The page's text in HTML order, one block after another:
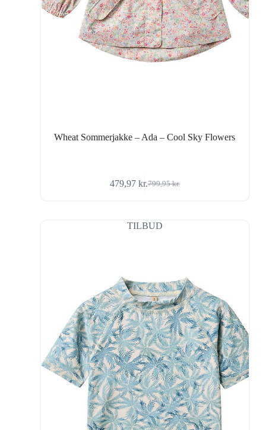
Wheat Sommerjakke – Ada – Cool Sky Flowers
799,95kr.
Den
var:
799,95 kr..
479,97 kr.Den
er:
479,97 kr..
TILBUD